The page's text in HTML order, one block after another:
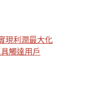
現利潤最大化
觸達用戶